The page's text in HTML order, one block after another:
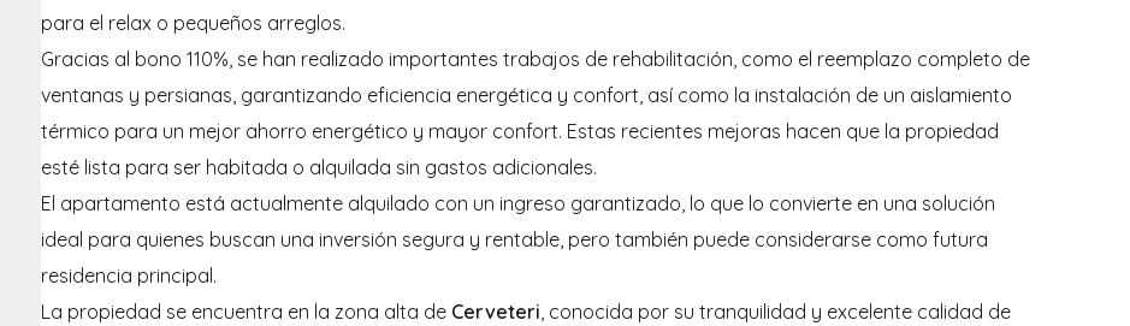
para el relax o pequeños arreglos.
Gracias al bono 110%, se han realizado importantes trabajos de rehabilitación, como el reemplazo completo de
ventanas y persianas, garantizando eficiencia energética y confort, así como la instalación de un aislamiento
térmico para un mejor ahorro energético y mayor confort. Estas recientes mejoras hacen que la propiedad
esté lista para ser habitada o alquilada sin gastos adicionales.
El apartamento está actualmente alquilado con un ingreso garantizado, lo que lo convierte en una solución
ideal para quienes buscan una inversión segura y rentable, pero también puede considerarse como futura
residencia principal.
La propiedad se encuentra en la zona alta de Cerveteri, conocida por su tranquilidad y excelente calidad de